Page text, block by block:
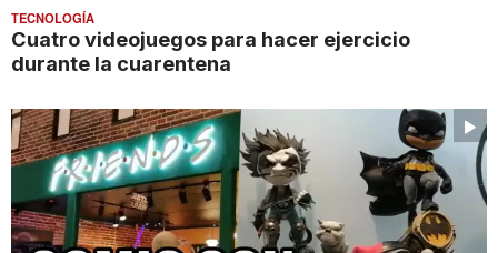
TECNOLOGÍA
Cuatro videojuegos para hacer ejercicio
durante la cuarentena